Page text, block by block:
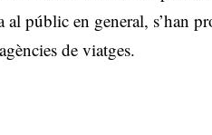
al públic en general, s’han
de viatges.